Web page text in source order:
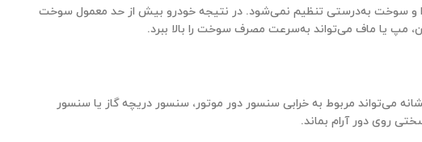
و سوخت به‌درستی تنظیم نمی‌شود. در نتیجه خودرو بیش از حد معمول سوخت
مپ یا ماف می‌تواند به‌سرعت مصرف سوخت را بالا ببرد.
می‌تواند مربوط به خرابی سنسور دور موتور، سنسور دریچه گاز یا سنسور
روی دور آرام بماند.